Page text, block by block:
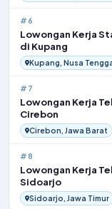
#6
Lowongan Kerja
di Kupang
Kupang, Nusa
#7
Lowongan Kerja
Cirebon
Cirebon, Jawa Barat
#8
Lowongan Kerja
Sidoarjo
Sidoarjo, Jawa Timur